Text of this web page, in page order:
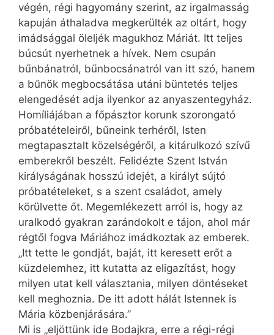
végén, régi hagyomány szerint, az irgalmasság
kapuján áthaladva megkerülték az oltárt, hogy
imádsággal öleljék magukhoz Máriát. Itt teljes
búcsút nyerhetnek a hívek. Nem csupán
bűnbánatról, bűnbocsánatról van itt szó, hanem
a bűnök megbocsátása utáni büntetés teljes
elengedését adja ilyenkor az anyaszentegyház.
Homíliájában a főpásztor korunk szorongató
próbatételeiről, bűneink terhéről, Isten
megtapasztalt közelségéről, a kitárulkozó szívű
emberekről beszélt. Felidézte Szent István
királyságának hosszú idejét, a királyt sújtó
próbatételeket, s a szent családot, amely
körülvette őt. Megemlékezett arról is, hogy az
uralkodó gyakran zarándokolt e tájon, ahol már
régtől fogva Máriához imádkoztak az emberek.
„Itt tette le gondját, baját, itt keresett erőt a
küzdelemhez, itt kutatta az eligazítást, hogy
milyen utat kell választania, milyen döntéseket
kell meghoznia. De itt adott hálát Istennek is
Mária közbenjárására.”
Mi is „eljöttünk ide Bodajkra, erre a régi-régi